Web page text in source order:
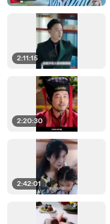
2:11:15
2:20:30
2:42:01